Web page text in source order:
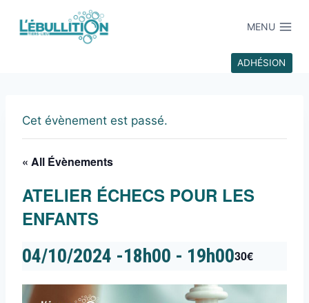
MENU
ADHÉSION
Cet évènement est passé.
« All Évènements
ATELIER ÉCHECS POUR LES
ENFANTS
04/10/2024 -18h00 - 19h0030€